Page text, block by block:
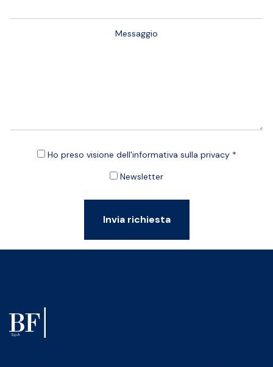
Messaggio
Ho preso visione dell'informativa sulla privacy *
Newsletter
Invia richiesta